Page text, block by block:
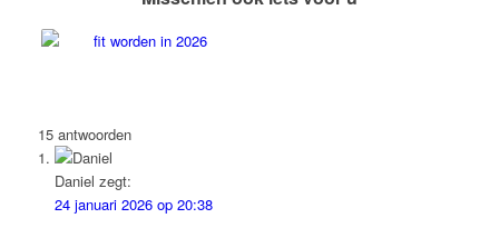
15 antwoorden
Daniel zegt:
24 januari 2026 op 20:38